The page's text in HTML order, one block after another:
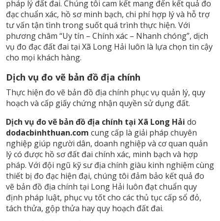
pháp lý đất đai. Chúng tôi cam kết mang đến kết quả đo
đạc chuẩn xác, hồ sơ minh bạch, chi phí hợp lý và hỗ trợ
tư vấn tận tình trong suốt quá trình thực hiện. Với
phương châm “Uy tín – Chính xác – Nhanh chóng”, dịch
vụ đo đạc đất đai tại Xã Long Hải luôn là lựa chọn tin cậy
cho mọi khách hàng.
Dịch vụ đo vẽ bản đồ địa chính
Thực hiện đo vẽ bản đồ địa chính phục vụ quản lý, quy
hoạch và cấp giấy chứng nhận quyền sử dụng đất.
Dịch vụ đo vẽ bản đồ địa chính tại Xã Long Hải do
dodacbinhthuan.com cung cấp là giải pháp chuyên
nghiệp giúp người dân, doanh nghiệp và cơ quan quản
lý có được hồ sơ đất đai chính xác, minh bạch và hợp
pháp. Với đội ngũ kỹ sư địa chính giàu kinh nghiệm cùng
thiết bị đo đạc hiện đại, chúng tôi đảm bảo kết quả đo
vẽ bản đồ địa chính tại Long Hải luôn đạt chuẩn quy
định pháp luật, phục vụ tốt cho các thủ tục cấp sổ đỏ,
tách thửa, gộp thửa hay quy hoạch đất đai.